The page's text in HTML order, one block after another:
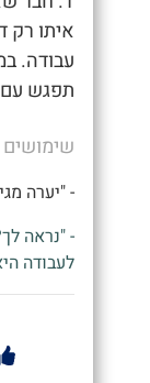
איתו רק
עבודה.
תפגש
שימושים
- "יערה
- "נראה
לעבודה